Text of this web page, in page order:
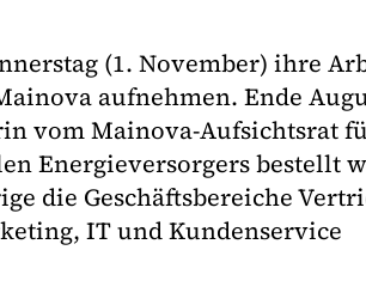
(1. November) ihre
aufnehmen. Ende
vom Mainova-Aufsichtsrat
Energieversorgers bestellt
die Geschäftsbereiche
IT und Kundenservice